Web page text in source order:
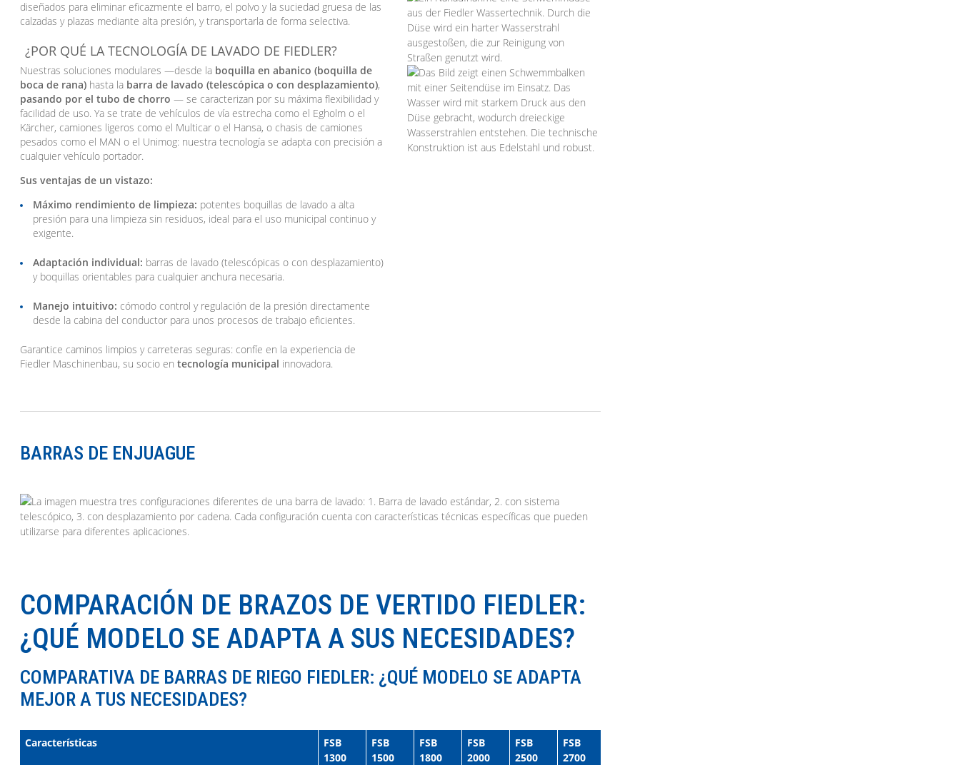
diseñados para eliminar eficazmente el barro, el polvo y la suciedad gruesa de las
calzadas y plazas mediante alta presión, y transportarla de forma selectiva.
¿POR QUÉ LA TECNOLOGÍA DE LAVADO DE FIEDLER?
Nuestras soluciones modulares —desde la boquilla en abanico (boquilla de
boca de rana) hasta la barra de lavado (telescópica o con desplazamiento),
pasando por el tubo de chorro — se caracterizan por su máxima flexibilidad y
facilidad de uso. Ya se trate de vehículos de vía estrecha como el Egholm o el
Kärcher, camiones ligeros como el Multicar o el Hansa, o chasis de camiones
pesados como el MAN o el Unimog: nuestra tecnología se adapta con precisión a
cualquier vehículo portador.
Sus ventajas de un vistazo:
Máximo rendimiento de limpieza: potentes boquillas de lavado a alta
presión para una limpieza sin residuos, ideal para el uso municipal continuo y
exigente.
Adaptación individual: barras de lavado (telescópicas o con desplazamiento)
y boquillas orientables para cualquier anchura necesaria.
Manejo intuitivo: cómodo control y regulación de la presión directamente
desde la cabina del conductor para unos procesos de trabajo eficientes.
Garantice caminos limpios y carreteras seguras: confíe en la experiencia de
Fiedler Maschinenbau, su socio en tecnología municipal innovadora.
BARRAS DE ENJUAGUE
COMPARACIÓN DE BRAZOS DE VERTIDO FIEDLER:
¿QUÉ MODELO SE ADAPTA A SUS NECESIDADES?
COMPARATIVA DE BARRAS DE RIEGO FIEDLER: ¿QUÉ MODELO SE ADAPTA
MEJOR A TUS NECESIDADES?
Características
FSB
1300
FSB
1500
FSB
1800
FSB
2000
FSB
2500
FSB
2700